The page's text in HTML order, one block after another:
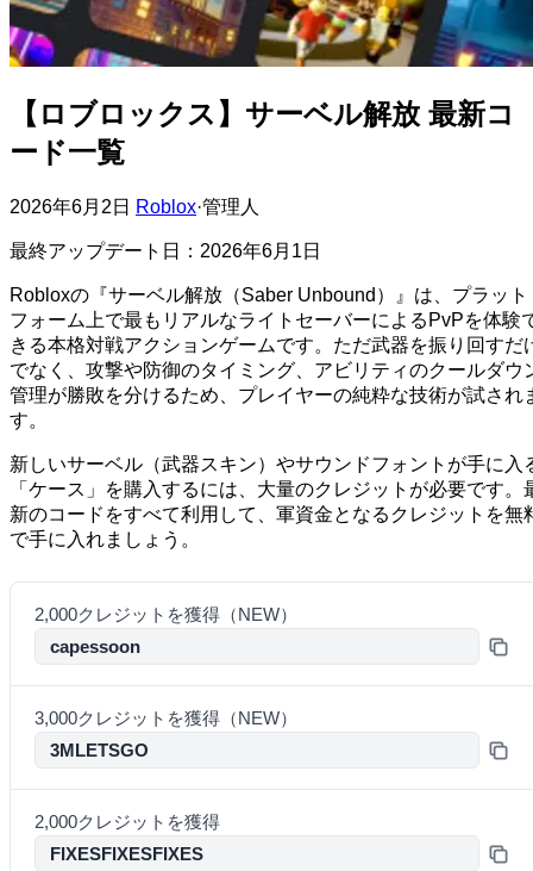
【ロブロックス】サーベル解放 最新コ
ード一覧
2026年6月2日 Roblox·管理人
最終アップデート日：2026年6月1日
Robloxの『サーベル解放（Saber Unbound）』は、プラット
フォーム上で最もリアルなライトセーバーによるPvPを体験
きる本格対戦アクションゲームです。ただ武器を振り回すだ
でなく、攻撃や防御のタイミング、アビリティのクールダウ
管理が勝敗を分けるため、プレイヤーの純粋な技術が試され
す。
新しいサーベル（武器スキン）やサウンドフォントが手に入
「ケース」を購入するには、大量のクレジットが必要です。
新のコードをすべて利用して、軍資金となるクレジットを無
で手に入れましょう。
2,000クレジットを獲得（NEW）
capessoon
3,000クレジットを獲得（NEW）
3MLETSGO
2,000クレジットを獲得
FIXESFIXESFIXES